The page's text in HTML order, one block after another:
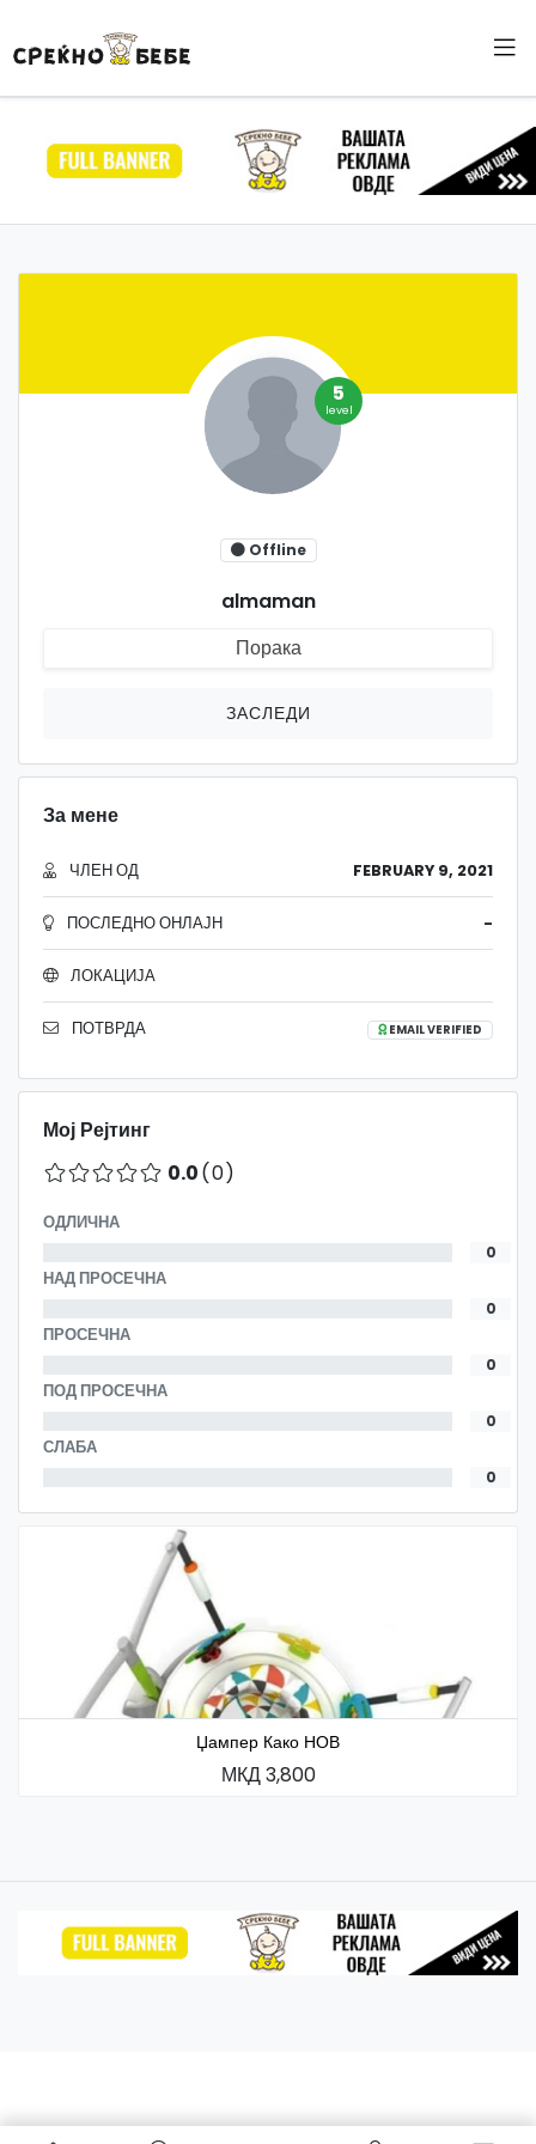
5
level
Offline
almaman
Порака
ЗАСЛЕДИ
За мене
ЧЛЕН ОД FEBRUARY 9, 2021
ПОСЛЕДНО ОНЛАЈН -
ЛОКАЦИЈА
ПОТВРДА EMAIL VERIFIED
Мој Рејтинг
0.0(0)
ОДЛИЧНА
0
НАД ПРОСЕЧНА
0
ПРОСЕЧНА
0
ПОД ПРОСЕЧНА
0
СЛАБА
0
Џампер Како НОВ
МКД 3,800